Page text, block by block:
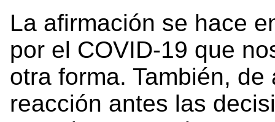
La afirmación se hace
por el COVID-19 que
otra forma. También,
reacción antes las